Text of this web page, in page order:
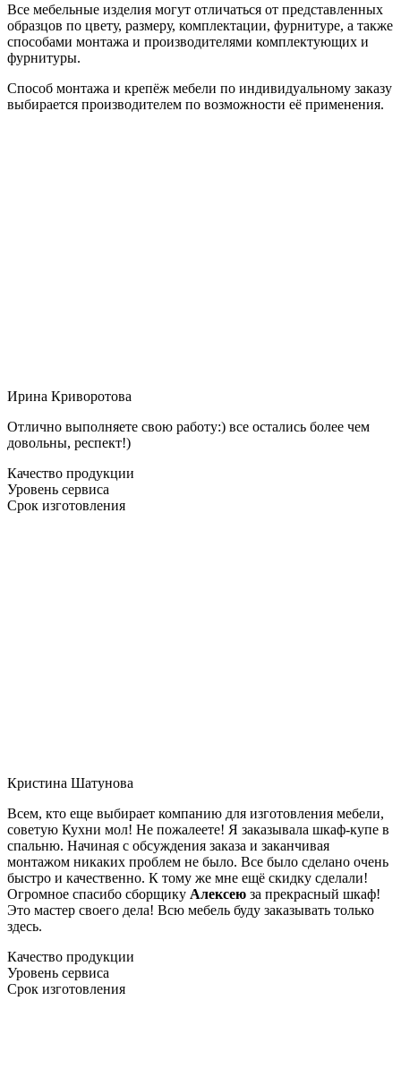
Все мебельные изделия могут отличаться от представленных
образцов по цвету, размеру, комплектации, фурнитуре, а также
способами монтажа и производителями комплектующих и
фурнитуры.
Способ монтажа и крепёж мебели по индивидуальному заказу
выбирается производителем по возможности её применения.
Ирина Криворотова
Отлично выполняете свою работу:) все остались более чем
довольны, респект!)
Качество продукции
Уровень сервиса
Срок изготовления
Кристина Шатунова
Всем, кто еще выбирает компанию для изготовления мебели,
советую Кухни мол! Не пожалеете! Я заказывала шкаф-купе в
спальню. Начиная с обсуждения заказа и заканчивая
монтажом никаких проблем не было. Все было сделано очень
быстро и качественно. К тому же мне ещё скидку сделали!
Огромное спасибо сборщику Алексею за прекрасный шкаф!
Это мастер своего дела! Всю мебель буду заказывать только
здесь.
Качество продукции
Уровень сервиса
Срок изготовления